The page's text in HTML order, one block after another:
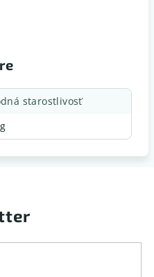
starostlivosť